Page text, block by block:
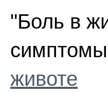
"Боль в
симптомы
животе